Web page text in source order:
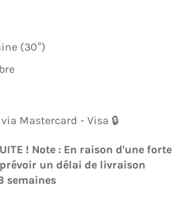
(30°)
Mastercard - Visa 🔒
! Note : En raison d'une forte
un délai de livraison
semaines